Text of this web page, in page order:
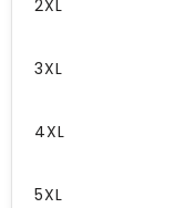
2XL
3XL
4XL
5XL